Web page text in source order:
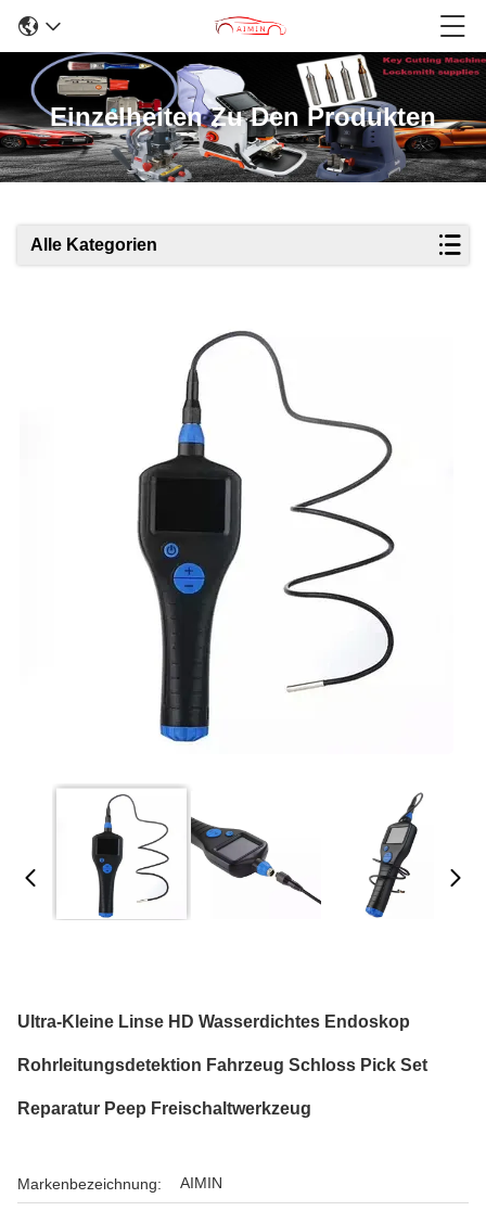
Einzelheiten Zu Den Produkten
Alle Kategorien
Ultra-Kleine Linse HD Wasserdichtes Endoskop
Rohrleitungsdetektion Fahrzeug Schloss Pick Set
Reparatur Peep Freischaltwerkzeug
Markenbezeichnung: AIMIN